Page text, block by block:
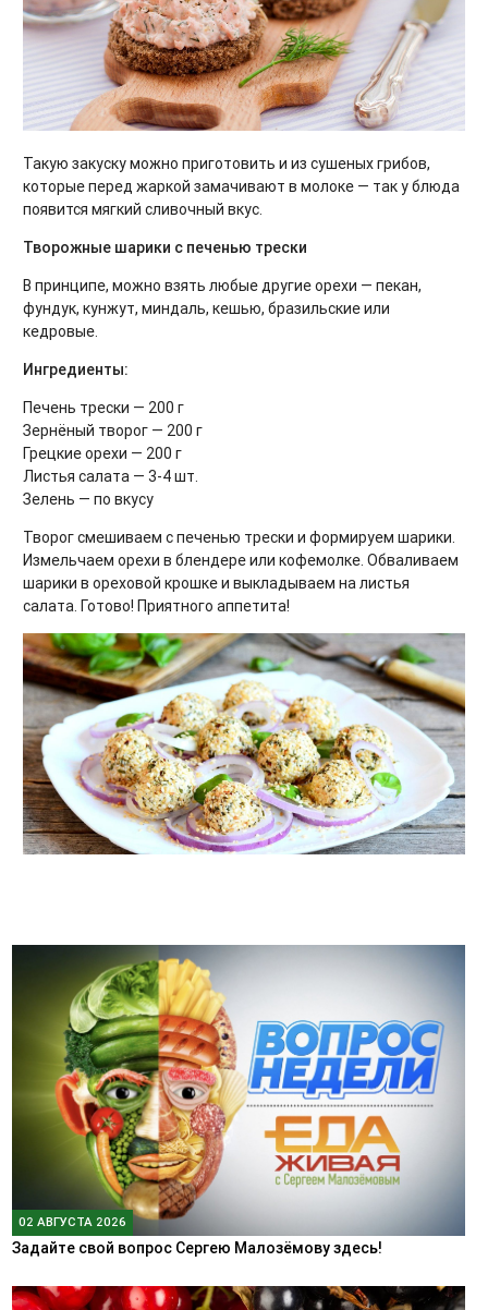
Такую закуску можно приготовить и из сушеных грибов,
которые перед жаркой замачивают в молоке — так у блюда
появится мягкий сливочный вкус.
Творожные шарики с печенью трески
В принципе, можно взять любые другие орехи — пекан,
фундук, кунжут, миндаль, кешью, бразильские или
кедровые.
Ингредиенты:
Печень трески — 200 г
Зернёный творог — 200 г
Грецкие орехи — 200 г
Листья салата — 3-4 шт.
Зелень — по вкусу
Творог смешиваем с печенью трески и формируем шарики.
Измельчаем орехи в блендере или кофемолке. Обваливаем
шарики в ореховой крошке и выкладываем на листья
салата. Готово! Приятного аппетита!
02 АВГУСТА 2026
Задайте свой вопрос Сергею Малозёмову здесь!